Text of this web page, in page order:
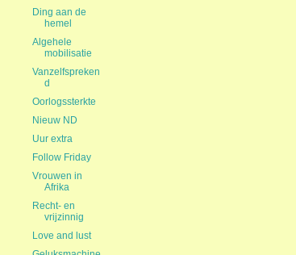
Ding aan de
hemel
Algehele
mobilisatie
Vanzelfspreken
d
Oorlogssterkte
Nieuw ND
Uur extra
Follow Friday
Vrouwen in
Afrika
Recht- en
vrijzinnig
Love and lust